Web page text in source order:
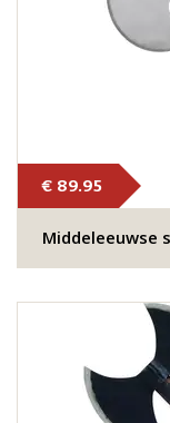
€ 89.95
Middeleeuwse